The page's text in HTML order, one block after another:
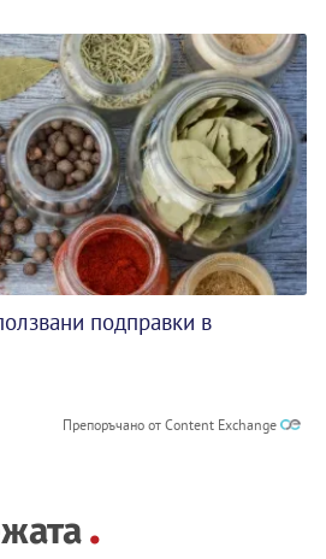
подправки в
Препоръчано от Content Exchange